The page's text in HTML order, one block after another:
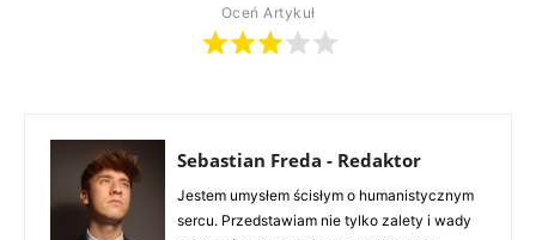
Oceń Artykuł
Sebastian Freda - Redaktor
Jestem umysłem ścisłym o humanistycznym
sercu. Przedstawiam nie tylko zalety i wady